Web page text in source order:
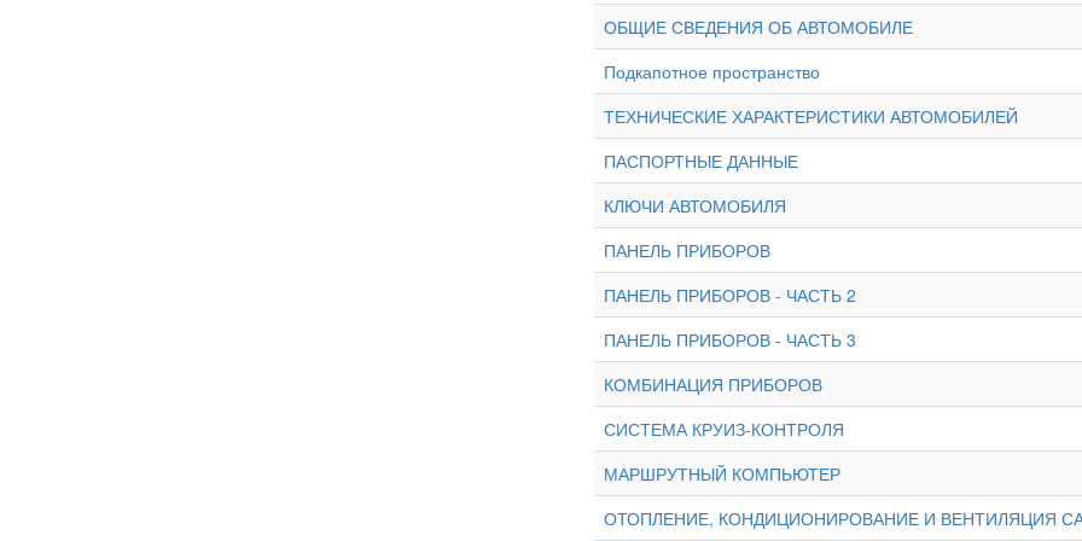
ОБЩИЕ СВЕДЕНИЯ ОБ АВТОМОБИЛЕ
Подкапотное пространство
ТЕХНИЧЕСКИЕ ХАРАКТЕРИСТИКИ АВТОМОБИЛЕЙ
ПАСПОРТНЫЕ ДАННЫЕ
КЛЮЧИ АВТОМОБИЛЯ
ПАНЕЛЬ ПРИБОРОВ
ПАНЕЛЬ ПРИБОРОВ - ЧАСТЬ 2
ПАНЕЛЬ ПРИБОРОВ - ЧАСТЬ 3
КОМБИНАЦИЯ ПРИБОРОВ
СИСТЕМА КРУИЗ-КОНТРОЛЯ
МАРШРУТНЫЙ КОМПЬЮТЕР
ОТОПЛЕНИЕ, КОНДИЦИОНИРОВАНИЕ И ВЕНТИЛЯЦИЯ